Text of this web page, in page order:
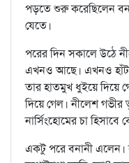
পড়তে শুরু করেছিলেন
যেতে।
পরের দিন সকালে উঠে
এখনও আছে। এখনও
তার হাতমুখ ধুইয়ে
দিয়ে গেল। নীলেশ গভীর
নার্সিংহোমের চা হিসাবে
একটু পরে বনানী